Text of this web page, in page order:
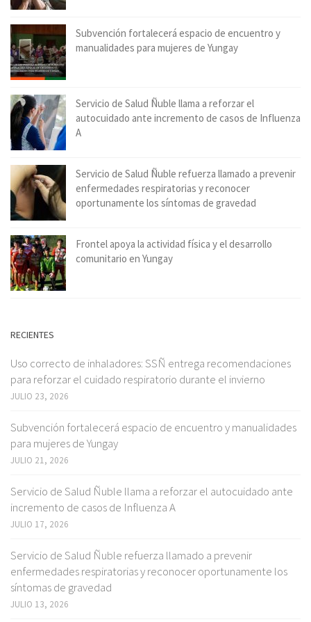
Subvención fortalecerá espacio de encuentro y
manualidades para mujeres de Yungay
Servicio de Salud Ñuble llama a reforzar el
autocuidado ante incremento de casos de Influenza
A
Servicio de Salud Ñuble refuerza llamado a prevenir
enfermedades respiratorias y reconocer
oportunamente los síntomas de gravedad
Frontel apoya la actividad física y el desarrollo
comunitario en Yungay
RECIENTES
Uso correcto de inhaladores: SSÑ entrega recomendaciones
para reforzar el cuidado respiratorio durante el invierno
JULIO 23, 2026
Subvención fortalecerá espacio de encuentro y manualidades
para mujeres de Yungay
JULIO 21, 2026
Servicio de Salud Ñuble llama a reforzar el autocuidado ante
incremento de casos de Influenza A
JULIO 17, 2026
Servicio de Salud Ñuble refuerza llamado a prevenir
enfermedades respiratorias y reconocer oportunamente los
síntomas de gravedad
JULIO 13, 2026